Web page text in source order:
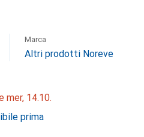
Marca
Altri prodotti Noreve
mer, 14.10.
prima